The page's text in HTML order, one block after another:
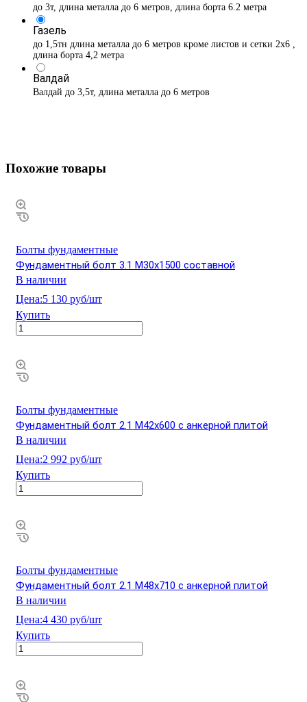
до 3т, длина металла до 6 метров, длина борта 6.2 метра
Газель
до 1,5тн длина металла до 6 метров кроме листов и сетки 2х6 ,
длина борта 4,2 метра
Валдай
Валдай до 3,5т, длина металла до 6 метров
Похожие товары
Болты фундаментные
Фундаментный болт 3.1 М30х1500 составной
В наличии
Цена:5 130 руб/шт
Купить
Болты фундаментные
Фундаментный болт 2.1 М42х600 с анкерной плитой
В наличии
Цена:2 992 руб/шт
Купить
Болты фундаментные
Фундаментный болт 2.1 М48х710 с анкерной плитой
В наличии
Цена:4 430 руб/шт
Купить